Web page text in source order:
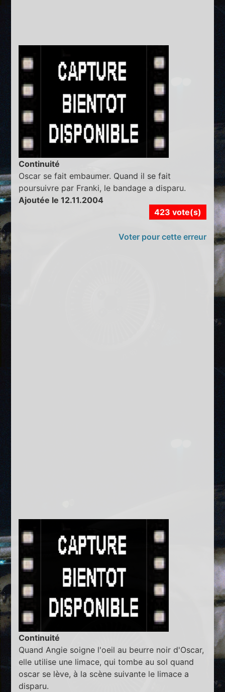
Continuité
Oscar se fait embaumer. Quand il se fait
poursuivre par Franki, le bandage a disparu.
Ajoutée le 12.11.2004
423 vote(s)
Voter pour cette erreur
Continuité
Quand Angie soigne l'oeil au beurre noir d'Oscar,
elle utilise une limace, qui tombe au sol quand
oscar se lève, à la scène suivante le limace a
disparu.